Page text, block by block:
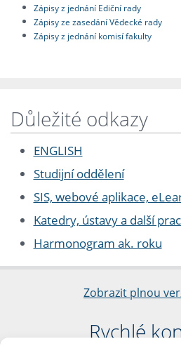
Zápisy z jednání Ediční rady
Zápisy ze zasedání Vědecké rady
Zápisy z jednání komisí fakulty
Důležité odkazy
ENGLISH
Studijní oddělení
SIS, webové aplikace,
Katedry, ústavy a další
Harmonogram ak. roku
Zobrazit plnou
Rychlé